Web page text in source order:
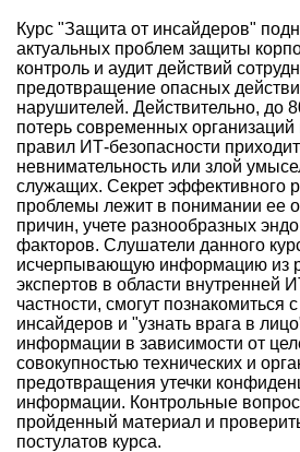
Курс "Защита от инсайдеров"
актуальных проблем защиты
контроль и аудит действий
предотвращение опасных
нарушителей. Действительно, до
потерь современных
правил ИТ-безопасности
невнимательность или злой
служащих. Секрет эффективного
проблемы лежит в понимании ее
причин, учете разнообразных
факторов. Слушатели данного
исчерпывающую информацию из
экспертов в области внутренней
частности, смогут познакомиться
инсайдеров и "узнать врага в
информации в зависимости от
совокупностью технических и
предотвращения утечки
информации. Контрольные
пройденный материал и
постулатов курса.